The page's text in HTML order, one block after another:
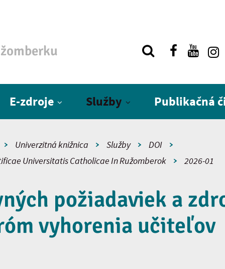
E-zdroje Služby Publikačná
Univerzitná knižnica Služby
DOI
Universitatis Catholicae In Ružomberok
2026-01
požiadaviek a
vyhorenia učiteľov